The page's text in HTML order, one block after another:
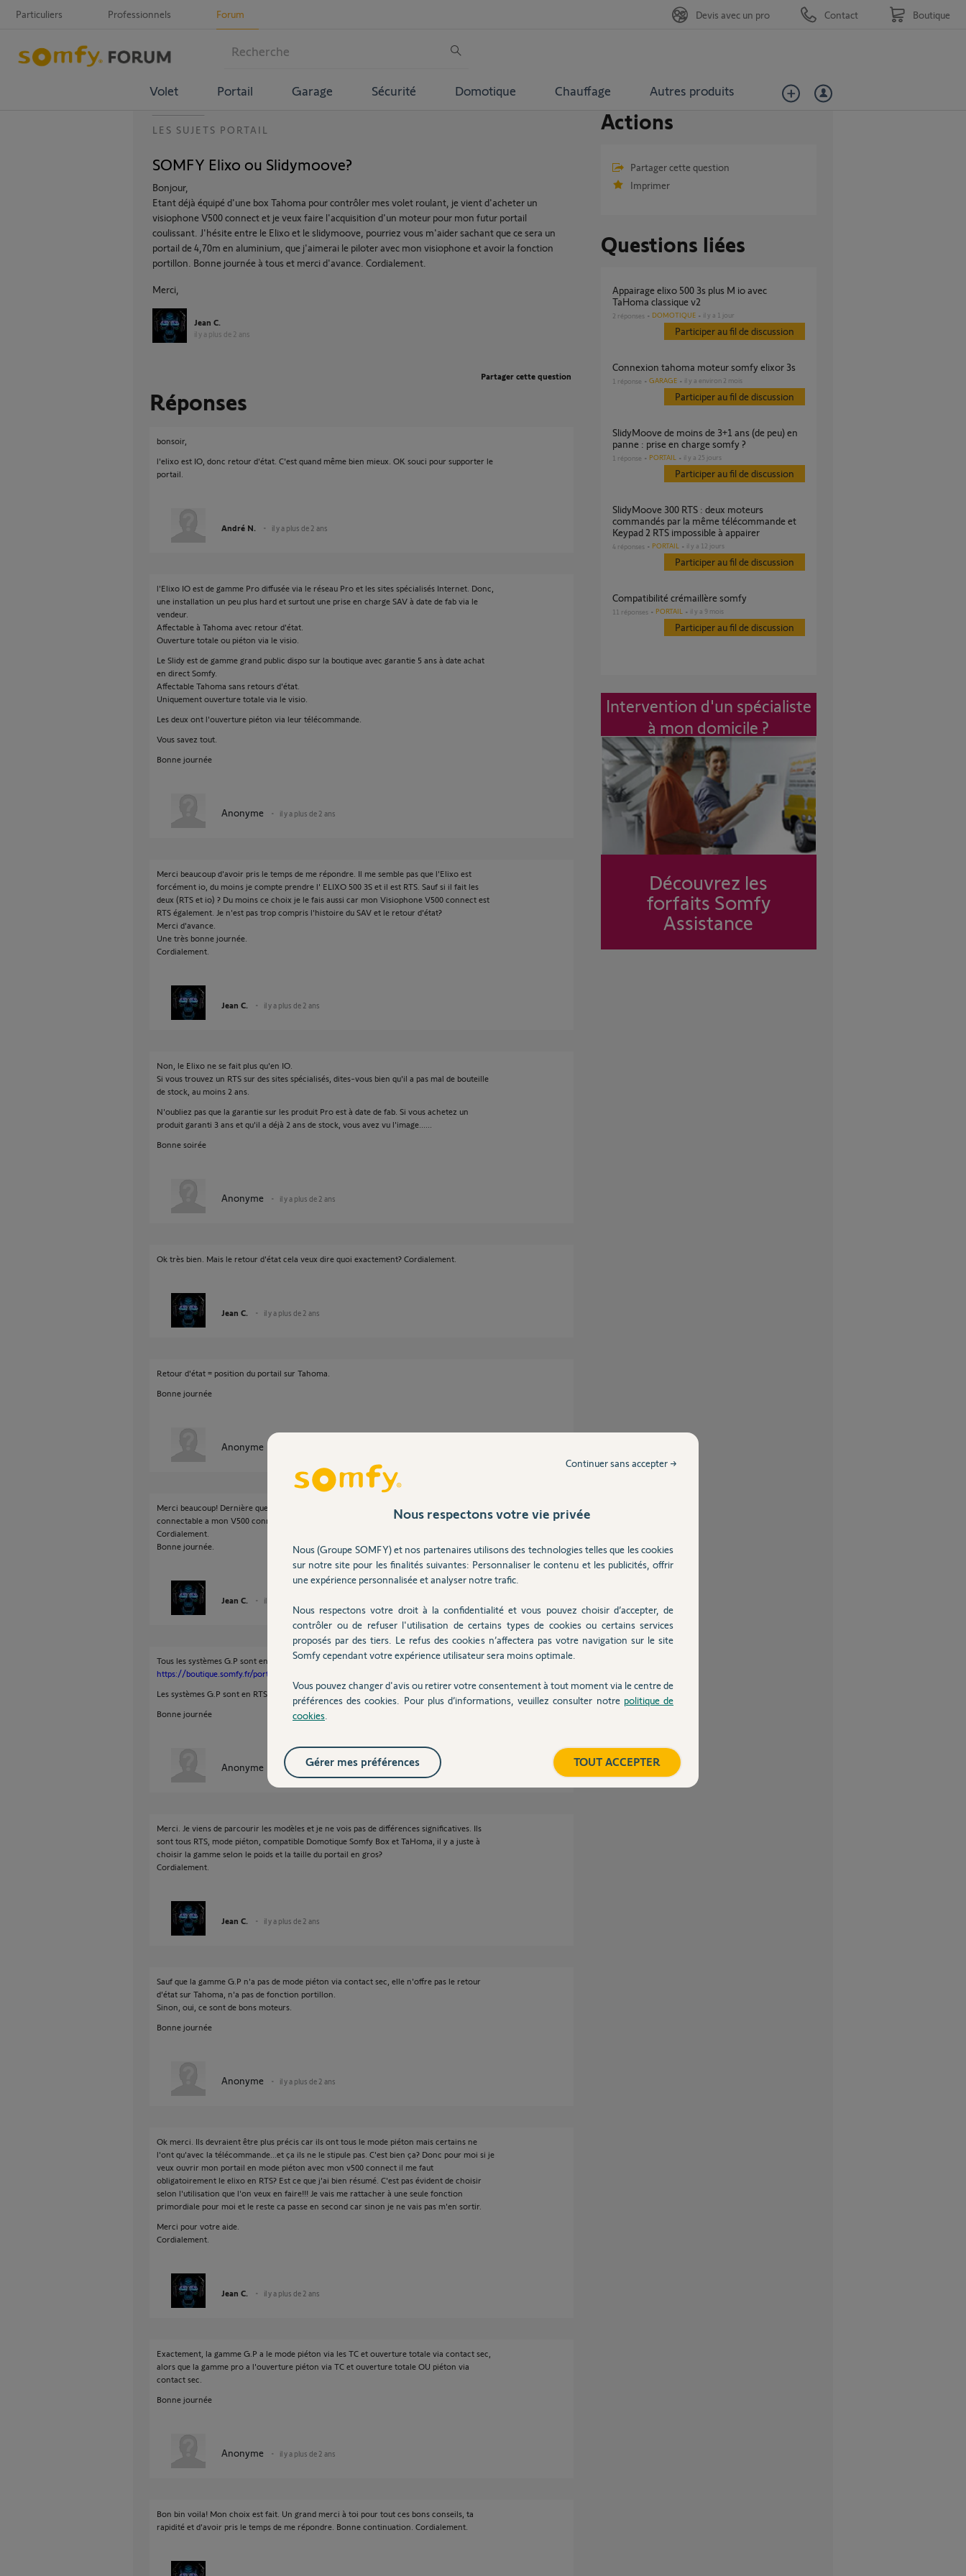
Particuliers Professionnels Forum
Volet Portail Garage Sécurité Domotique Chauffage Autres produits
Devis avec un pro Contact Boutique
LES SUJETS PORTAIL
SOMFY Elixo ou Slidymoove?
Bonjour,
Etant déjà équipé d'une box Tahoma pour contrôler mes volet roulant, je vient d'acheter un
visiophone V500 connect et je veux faire l'acquisition d'un moteur pour mon futur portail
coulissant. J'hésite entre le Elixo et le slidymoove, pourriez vous m'aider sachant que ce sera un
portail de 4,70m en aluminium, que j'aimerai le piloter avec mon visiophone et avoir la fonction
portillon. Bonne journée à tous et merci d'avance. Cordialement.
Merci,
Jean C.
il y a plus de 2 ans
Partager cette question
Réponses
bonsoir,
l'elixo est IO, donc retour d'état. C'est quand même bien mieux. OK souci pour supporter le
portail.
André N. il y a plus de 2 ans
l'Elixo IO est de gamme Pro diffusée via le réseau Pro et les sites spécialisés Internet. Donc,
une installation un peu plus hard et surtout une prise en charge SAV à date de fab via le
vendeur.
Affectable à Tahoma avec retour d'état.
Ouverture totale ou piéton via le visio.
Le Slidy est de gamme grand public dispo sur la boutique avec garantie 5 ans à date achat
en direct Somfy.
Affectable Tahoma sans retours d'état.
Uniquement ouverture totale via le visio.
Les deux ont l'ouverture piéton via leur télécommande.
Vous savez tout.
Bonne journée
Anonyme il y a plus de 2 ans
Merci beaucoup d'avoir pris le temps de me répondre. Il me semble pas que l'Elixo est
forcément io, du moins je compte prendre l' ELIXO 500 3S et il est RTS. Sauf si il fait les
deux (RTS et io) ? Du moins ce choix je le fais aussi car mon Visiophone V500 connect est
RTS également. Je n'est pas trop compris l'histoire du SAV et le retour d'état?
Merci d'avance.
Une très bonne journée.
Cordialement.
Jean C. il y a plus de 2 ans
Non, le Elixo ne se fait plus qu'en IO.
Si vous trouvez un RTS sur des sites spécialisés, dites-vous bien qu'il a pas mal de bouteille
de stock, au moins 2 ans.
N'oubliez pas que la garantie sur les produit Pro est à date de fab. Si vous achetez un
produit garanti 3 ans et qu'il a déjà 2 ans de stock, vous avez vu l'image......
Bonne soirée
Anonyme il y a plus de 2 ans
Ok très bien. Mais le retour d'état cela veux dire quoi exactement? Cordialement.
Jean C. il y a plus de 2 ans
Retour d'état = position du portail sur Tahoma.
Bonne journée
Anonyme
Merci beaucoup! Dernière question. Y a t'il un équivalent grand public a l'Elixo :
connectable a mon V500 connect, tahoma, mode portillon, retour d'état, etc...
Cordialement.
Bonne journée.
Jean C. il y a plus de 2 ans
Tous les systèmes G.P sont en vente sur la boutique;
https://boutique.somfy.fr/portails/moteur-portail/moteur-...
Les systèmes G.P sont en RTS.
Bonne journée
Anonyme il y a plus de 2 ans
Merci. Je viens de parcourir les modèles et je ne vois pas de différences significatives. Ils
sont tous RTS, mode piéton, compatible Domotique Somfy Box et TaHoma, il y a juste à
choisir la gamme selon le poids et la taille du portail en gros?
Cordialement.
Jean C. il y a plus de 2 ans
Sauf que la gamme G.P n'a pas de mode piéton via contact sec, elle n'offre pas le retour
d'état sur Tahoma, n'a pas de fonction portillon.
Sinon, oui, ce sont de bons moteurs.
Bonne journée
Anonyme il y a plus de 2 ans
Ok merci. Ils devraient être plus précis car ils ont tous le mode piéton mais certains ne
l'ont qu'avec la télécommande...et ça ils ne le stipule pas. C'est bien ça? Donc pour moi si je
veux ouvrir mon portail en mode piéton avec mon v500 connect il me faut
obligatoirement le elixo en RTS? Est ce que j'ai bien résumé. C'est pas évident de choisir
selon l'utilisation que l'on veux en faire!!! Je vais me rattacher à une seule fonction
primordiale pour moi et le reste ca passe en second car sinon je ne vais pas m'en sortir.
Merci pour votre aide.
Cordialement.
Jean C. il y a plus de 2 ans
Exactement, la gamme G.P a le mode piéton via les TC et ouverture totale via contact sec,
alors que la gamme pro a l'ouverture piéton via TC et ouverture totale OU piéton via
contact sec.
Bonne journée
Anonyme il y a plus de 2 ans
Bon bin voila! Mon choix est fait. Un grand merci à toi pour tout ces bons conseils, ta
rapidité et d'avoir pris le temps de me répondre. Bonne continuation. Cordialement.
Actions
Partager cette question
Imprimer
Questions liées
Appairage elixo 500 3s plus M io avec
TaHoma classique v2
2 réponses DOMOTIQUE il y a 1 jour
Participer au fil de discussion
Connexion tahoma moteur somfy elixor 3s
1 réponse GARAGE il y a environ 2 mois
Participer au fil de discussion
SlidyMoove de moins de 3+1 ans (de peu) en
panne : prise en charge somfy ?
1 réponse PORTAIL il y a 25 jours
Participer au fil de discussion
SlidyMoove 300 RTS : deux moteurs
commandés par la même télécommande et
Keypad 2 RTS impossible à appairer
4 réponses PORTAIL il y a 12 jours
Participer au fil de discussion
Compatibilité crémaillère somfy
11 réponses PORTAIL il y a 9 mois
Participer au fil de discussion
Intervention d'un spécialiste
à mon domicile ?
Découvrez les
forfaits Somfy
Assistance
Nous respectons votre vie privée
Nous (Groupe SOMFY) et nos partenaires utilisons des technologies telles que les cookies
sur notre site pour les finalités suivantes: Personnaliser le contenu et les publicités, offrir
une expérience personnalisée et analyser notre trafic.
Nous respectons votre droit à la confidentialité et vous pouvez choisir d’accepter, de
contrôler ou de refuser l'utilisation de certains types de cookies ou certains services
proposés par des tiers. Le refus des cookies n’affectera pas votre navigation sur le site
Somfy cependant votre expérience utilisateur sera moins optimale.
Vous pouvez changer d'avis ou retirer votre consentement à tout moment via le centre de
préférences des cookies. Pour plus d’informations, veuillez consulter notre politique de
cookies
Continuer sans accepter →
TOUT ACCEPTER
Gérer mes préférences